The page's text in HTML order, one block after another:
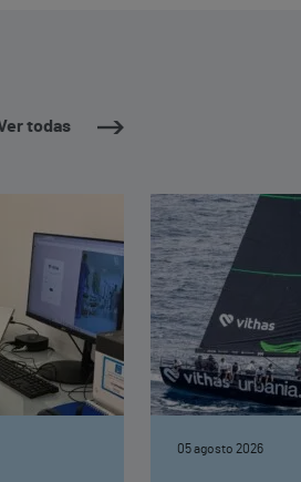
todas
05 agosto 2026